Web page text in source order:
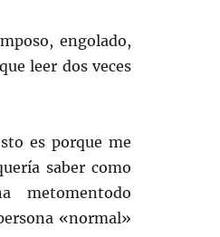
engolado,
leer dos veces
es porque me
saber como
metomentodo
«normal»